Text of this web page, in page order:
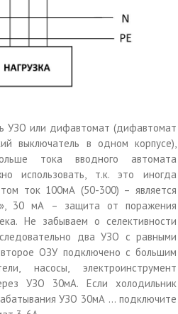
УЗО или дифавтомат (дифавтомат
выключатель в одном корпусе),
тока вводного автомата
использовать, т.к. это иногда
ток 100мА (50-300) – является
30 мА – защита от поражения
Не забываем о селективности
два УЗО с равными
ОЗУ подключено с большим
насосы, электроинструмент
УЗО 30мА. Если холодильник
УЗО 30мА … подключите